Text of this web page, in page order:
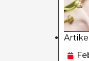
Artikel